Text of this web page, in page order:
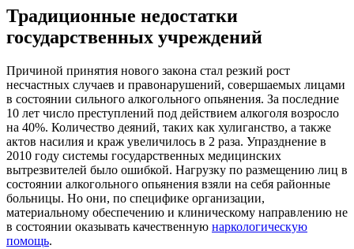
Традиционные недостатки
государственных учреждений
Причиной принятия нового закона стал резкий рост
несчастных случаев и правонарушений, совершаемых лицами
в состоянии сильного алкогольного опьянения. За последние
10 лет число преступлений под действием алкоголя возросло
на 40%. Количество деяний, таких как хулиганство, а также
актов насилия и краж увеличилось в 2 раза. Упразднение в
2010 году системы государственных медицинских
вытрезвителей было ошибкой. Нагрузку по размещению лиц в
состоянии алкогольного опьянения взяли на себя районные
больницы. Но они, по специфике организации,
материальному обеспечению и клиническому направлению не
в состоянии оказывать качественную наркологическую
помощь.